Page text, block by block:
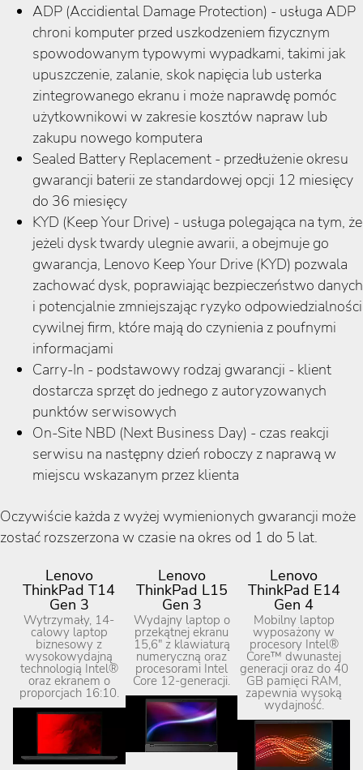
ADP (Accidiental Damage Protection) - usługa ADP
chroni komputer przed uszkodzeniem fizycznym
spowodowanym typowymi wypadkami, takimi jak
upuszczenie, zalanie, skok napięcia lub usterka
zintegrowanego ekranu i może naprawdę pomóc
użytkownikowi w zakresie kosztów napraw lub
zakupu nowego komputera
Sealed Battery Replacement - przedłużenie okresu
gwarancji baterii ze standardowej opcji 12 miesięcy
do 36 miesięcy
KYD (Keep Your Drive) - usługa polegająca na tym, że
jeżeli dysk twardy ulegnie awarii, a obejmuje go
gwarancja, Lenovo Keep Your Drive (KYD) pozwala
zachować dysk, poprawiając bezpieczeństwo danych
i potencjalnie zmniejszając ryzyko odpowiedzialności
cywilnej firm, które mają do czynienia z poufnymi
informacjami
Carry-In - podstawowy rodzaj gwarancji - klient
dostarcza sprzęt do jednego z autoryzowanych
punktów serwisowych
On-Site NBD (Next Business Day) - czas reakcji
serwisu na następny dzień roboczy z naprawą w
miejscu wskazanym przez klienta
Oczywiście każda z wyżej wymienionych gwarancji może
zostać rozszerzona w czasie na okres od 1 do 5 lat.
Lenovo
ThinkPad T14
Gen 3
Wytrzymały, 14-
calowy laptop
biznesowy z
wysokowydajną
technologią Intel®
oraz ekranem o
proporcjach 16:10.
Lenovo
ThinkPad L15
Gen 3
Wydajny laptop o
przekątnej ekranu
15,6" z klawiaturą
numeryczną oraz
procesorami Intel
Core 12-generacji.
Lenovo
ThinkPad E14
Gen 4
Mobilny laptop
wyposażony w
procesory Intel®
Core™ dwunastej
generacji oraz do 40
GB pamięci RAM,
zapewnia wysoką
wydajność.